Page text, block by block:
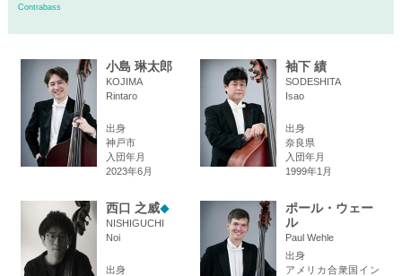
Contrabass
小島 琳太郎
KOJIMA
Rintaro
出身
神戸市
入団年月
2023年6月
袖下 績
SODESHITA
Isao
出身
奈良県
入団年月
1999年1月
西口 之威◆
NISHIGUCHI
Noi
出身
ポール・ウェー
ル
Paul Wehle
出身
アメリカ合衆国イン